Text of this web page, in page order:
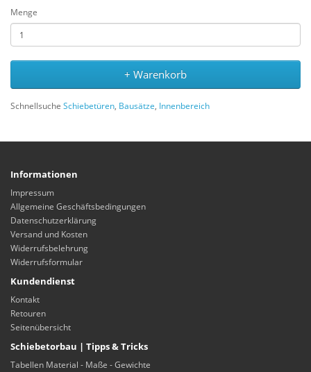
Menge
+ Warenkorb
Schnellsuche Schiebetüren, Bausätze, Innenbereich
Informationen
Impressum
Allgemeine Geschäftsbedingungen
Datenschutzerklärung
Versand und Kosten
Widerrufsbelehrung
Widerrufsformular
Kundendienst
Kontakt
Retouren
Seitenübersicht
Schiebetorbau | Tipps & Tricks
Tabellen Material - Maße - Gewichte